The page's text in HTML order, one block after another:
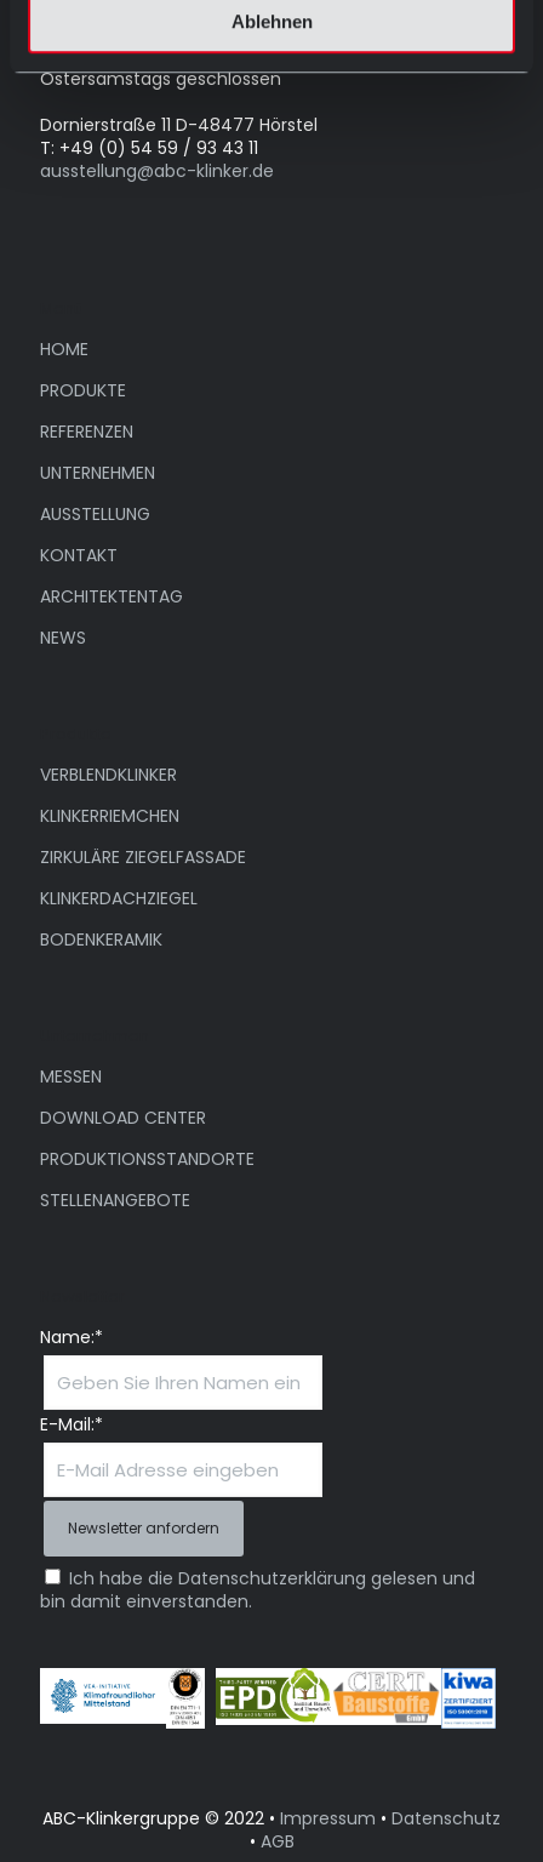
Ablehnen
Sa. 09.00 - 13.00 Uhr
Ostersamstags geschlossen
Dornierstraße 11 D-48477 Hörstel
T: +49 (0) 54 59 / 93 43 11
ausstellung@abc-klinker.de
HOME
PRODUKTE
REFERENZEN
UNTERNEHMEN
AUSSTELLUNG
KONTAKT
ARCHITEKTENTAG
NEWS
VERBLENDKLINKER
KLINKERRIEMCHEN
ZIRKULÄRE ZIEGELFASSADE
KLINKERDACHZIEGEL
BODENKERAMIK
MESSEN
DOWNLOAD CENTER
PRODUKTIONSSTANDORTE
STELLENANGEBOTE
Name:*
E-Mail:*
Ich habe die Datenschutzerklärung gelesen und
bin damit einverstanden.
ABC-Klinkergruppe © 2022 • Impressum • Datenschutz
• AGB